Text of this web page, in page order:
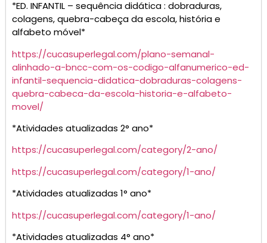
*ED. INFANTIL – sequência didática : dobraduras,
colagens, quebra-cabeça da escola, história e
alfabeto móvel*
https://cucasuperlegal.com/plano-semanal-
alinhado-a-bncc-com-os-codigo-alfanumerico-ed-
infantil-sequencia-didatica-dobraduras-colagens-
quebra-cabeca-da-escola-historia-e-alfabeto-
movel/
*Atividades atualizadas 2° ano*
https://cucasuperlegal.com/category/2-ano/
https://cucasuperlegal.com/category/1-ano/
*Atividades atualizadas 1° ano*
https://cucasuperlegal.com/category/1-ano/
*Atividades atualizadas 4° ano*